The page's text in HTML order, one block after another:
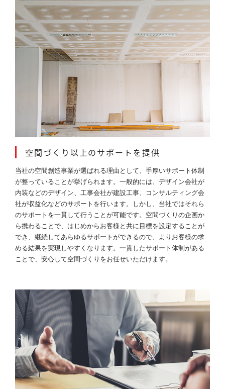
空間づくり以上のサポートを提供
当社の空間創造事業が選ばれる理由として、手厚いサポート体制
が整っていることが挙げられます。一般的には、デザイン会社が
内装などのデザイン、工事会社が建設工事、コンサルティング会
社が収益化などのサポートを行います。しかし、当社ではそれら
のサポートを一貫して行うことが可能です。空間づくりの企画か
ら携わることで、はじめからお客様と共に目標を設定することが
でき、継続してあらゆるサポートができるので、よりお客様の求
める結果を実現しやすくなります。一貫したサポート体制がある
ことで、安心して空間づくりをお任せいただけます。